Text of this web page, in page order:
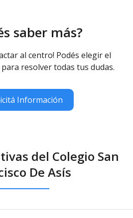
saber más?
al centro! Podés elegir el
resolver todas tus dudas.
Información
del Colegio San
De Asís